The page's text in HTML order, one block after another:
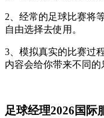
2、经常的足球比赛将
自由选择去使用。
3、模拟真实的比赛过
内容会给你带来不同的
足球经理2026国际